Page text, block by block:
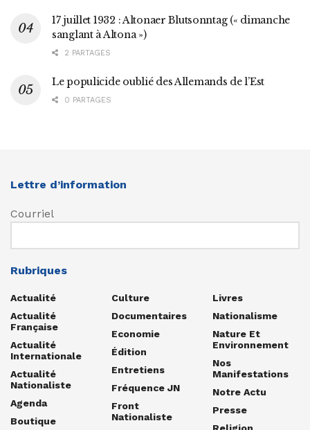
17 juillet 1932 : Altonaer Blutsonntag (« dimanche
sanglant à Altona »)
2 PARTAGES
Le populicide oublié des Allemands de l’Est
0 PARTAGES
Lettre d’information
Courriel
Rubriques
Actualité
Actualité
Française
Actualité
Internationale
Actualité
Nationaliste
Agenda
Boutique
Culture
Documentaires
Economie
Édition
Entretiens
Fréquence JN
Front
Nationaliste
Livres
Nationalisme
Nature Et
Environnement
Nos
Manifestations
Notre Actu
Presse